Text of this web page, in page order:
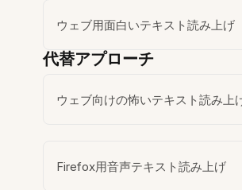
ウェブ用面白いテキスト読み上げ
代替アプローチ
ウェブ向けの怖いテキスト読み上
Firefox用音声テキスト読み上げ